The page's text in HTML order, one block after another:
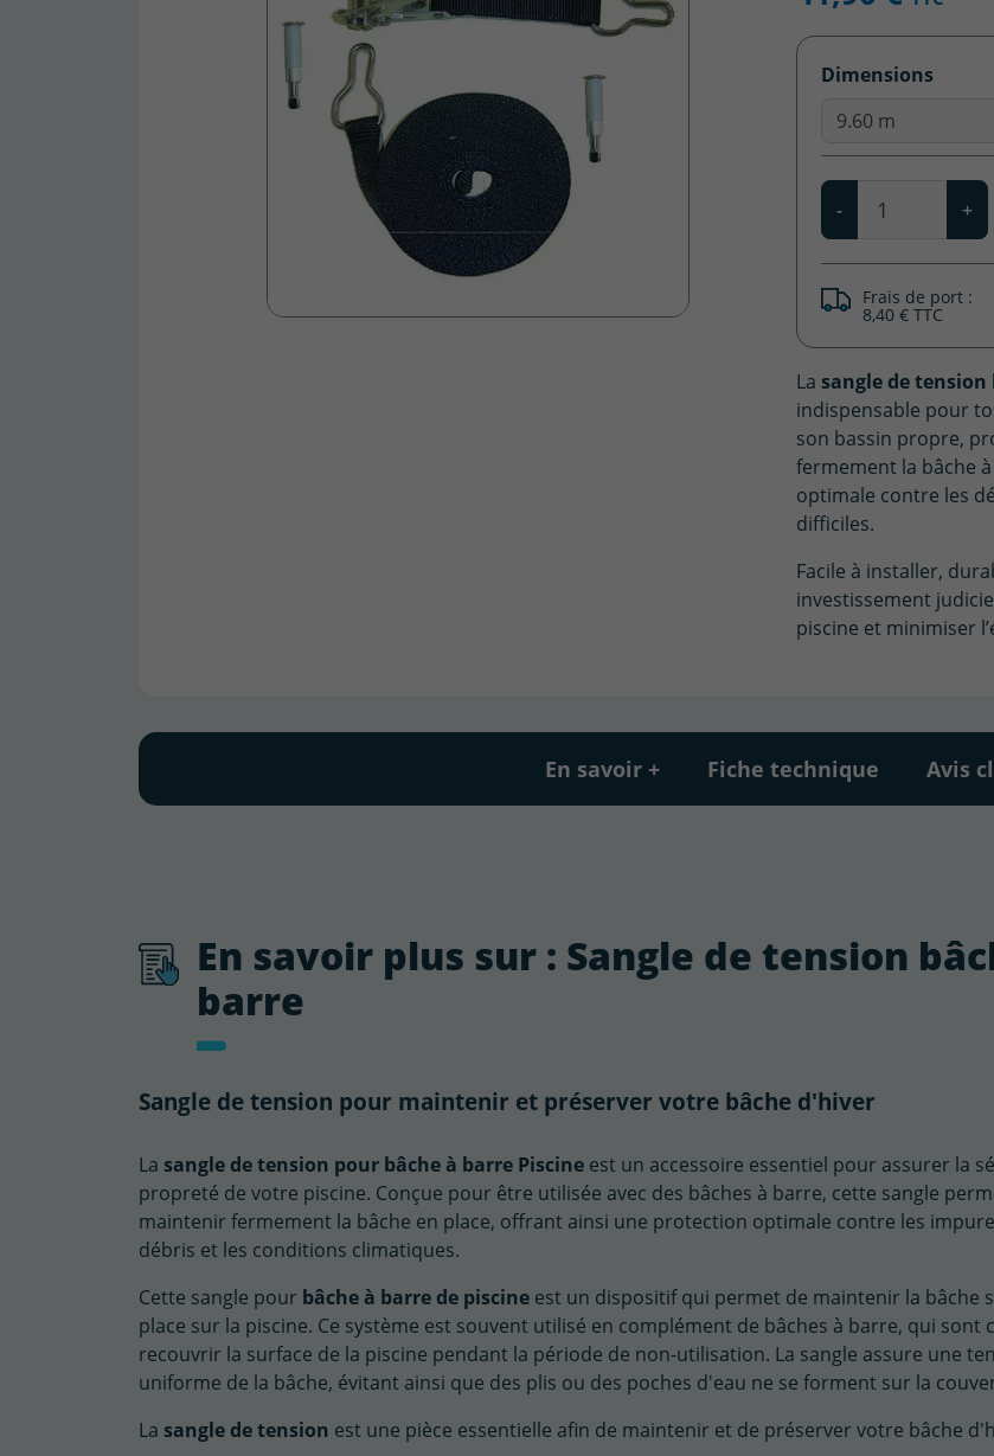
Dimensions
9.60 m
Qté
- +
Frais de port :
8,40 € TTC
La sangle de tension
indispensable pour
son bassin propre,
fermement la bâche
optimale contre les
difficiles.
Facile à installer,
investissement
piscine et minimiser
En savoir + Fiche technique Avis
En savoir plus sur : Sangle de tension
barre
Sangle de tension pour maintenir et préserver votre bâche d'hiver
La sangle de tension pour bâche à barre Piscine est un accessoire essentiel pour assurer la
propreté de votre piscine. Conçue pour être utilisée avec des bâches à barre, cette sangle
maintenir fermement la bâche en place, offrant ainsi une protection optimale contre les
débris et les conditions climatiques.
Cette sangle pour bâche à barre de piscine est un dispositif qui permet de maintenir la bâche
place sur la piscine. Ce système est souvent utilisé en complément de bâches à barre, qui sont
recouvrir la surface de la piscine pendant la période de non-utilisation. La sangle assure une
uniforme de la bâche, évitant ainsi que des plis ou des poches d'eau ne se forment sur la
La sangle de tension est une pièce essentielle afin de maintenir et de préserver votre bâche